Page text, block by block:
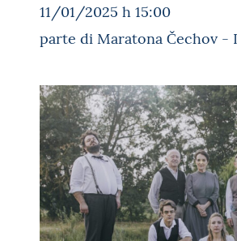
11/01/2025 h 15:00
parte di Maratona Čechov -